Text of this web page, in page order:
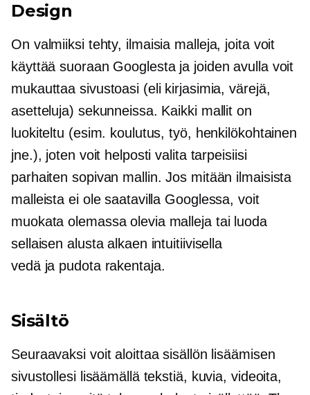
Design
On valmiiksi tehty, ilmaisia ​​malleja, joita voit
käyttää suoraan Googlesta ja joiden avulla voit
mukauttaa sivustoasi (eli kirjasimia, värejä,
asetteluja) sekunneissa. Kaikki mallit on
luokiteltu (esim. koulutus, työ, henkilökohtainen
jne.), joten voit helposti valita tarpeisiisi
parhaiten sopivan mallin. Jos mitään ilmaisista
malleista ei ole saatavilla Googlessa, voit
muokata olemassa olevia malleja tai luoda
sellaisen alusta alkaen intuitiivisella
vedä ja pudotarakentaja.
Sisältö
Seuraavaksi voit aloittaa sisällön lisäämisen
sivustollesi lisäämällä tekstiä, kuvia, videoita,